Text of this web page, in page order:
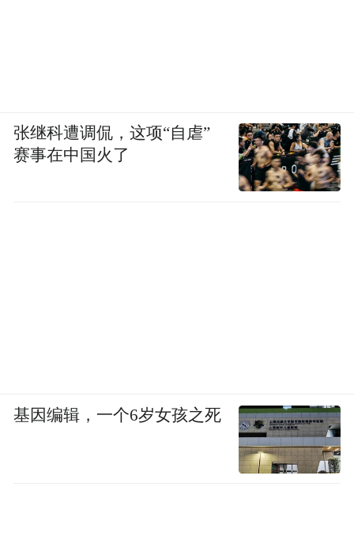
张继科遭调侃，这项“自虐”
赛事在中国火了
基因编辑，一个6岁女孩之死